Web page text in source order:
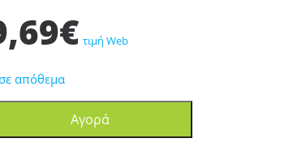
€ τιμή Web
απόθεμα
Αγορά